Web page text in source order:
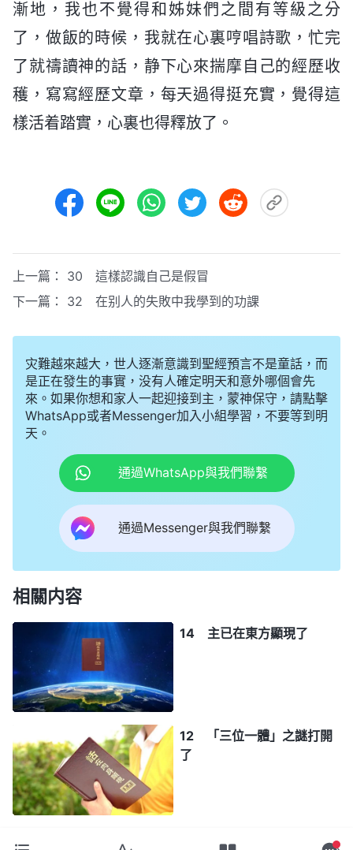
漸地，我也不覺得和姊妹們之間有等級之分
了，做飯的時候，我就在心裏哼唱詩歌，忙完
了就禱讀神的話，静下心來揣摩自己的經歷收
穫，寫寫經歷文章，每天過得挺充實，覺得這
樣活着踏實，心裏也得釋放了。
上一篇： 30 這樣認識自己是假冒
下一篇： 32 在别人的失敗中我學到的功課
灾難越來越大，世人逐漸意識到聖經預言不是童話，而
是正在發生的事實，没有人確定明天和意外哪個會先
來。如果你想和家人一起迎接到主，蒙神保守，請點擊
WhatsApp或者Messenger加入小組學習，不要等到明
天。
通過WhatsApp與我們聯繫
通過Messenger與我們聯繫
相關内容
14 主已在東方顯現了
12 「三位一體」之謎打開
了